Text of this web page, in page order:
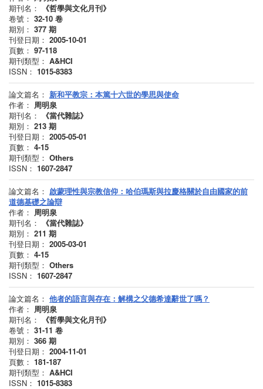
期刊名：
《哲學與文化月刊》
卷號： 32-10 卷
期別： 377 期
刊登日期： 2005-10-01
頁數： 97-118
期刊類型： A&HCI
ISSN： 1015-8383
論文篇名： 新和平教宗：本篤十六世的學思與使命
作者： 周明泉
期刊名：
《當代雜誌》
期別： 213 期
刊登日期： 2005-05-01
頁數： 4-15
期刊類型： Others
ISSN： 1607-2847
論文篇名： 啟蒙理性與宗教信仰：哈伯瑪斯與拉慶格關於自由國家的前
道德基礎之論辯
作者： 周明泉
期刊名：
《當代雜誌》
期別： 211 期
刊登日期： 2005-03-01
頁數： 4-15
期刊類型： Others
ISSN： 1607-2847
論文篇名： 他者的語言與存在：解構之父德希達辭世了嗎？
作者： 周明泉
期刊名：
《哲學與文化月刊》
卷號： 31-11 卷
期別： 366 期
刊登日期： 2004-11-01
頁數： 181-187
期刊類型： A&HCI
ISSN： 1015-8383